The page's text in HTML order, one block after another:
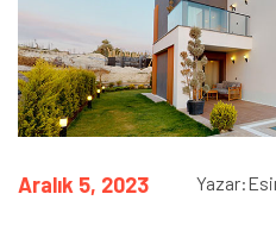
Aralık 5, 2023